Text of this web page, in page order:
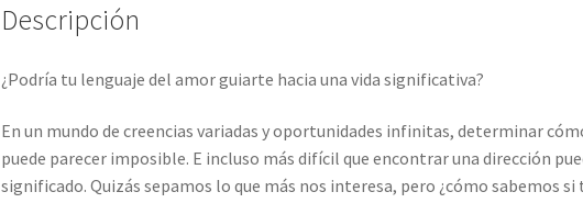
Descripción
¿Podría tu lenguaje del amor guiarte hacia una vida significativa?
En un mundo de creencias variadas y oportunidades infinitas, determinar
puede parecer imposible. E incluso más difícil que encontrar una dirección
significado. Quizás sepamos lo que más nos interesa, pero ¿cómo sabemos